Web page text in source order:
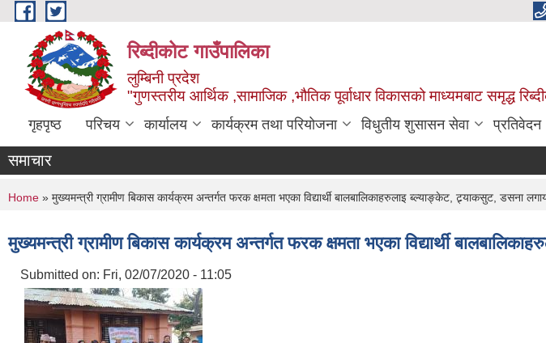
Skip to main content
रिब्दीकोट गाउँपालिका
लुम्बिनी प्रदेश
"गुणस्तरीय आर्थिक ,सामाजिक ,भौतिक पूर्वाधार विकासको माध्यमबाट समृद्ध
गृहपृष्ठ परिचय कार्यालय कार्यक्रम तथा परियोजना विधुतीय शुसासन सेवा प्रतिवेदन
समाचार
You are here
Home » मुख्यमन्त्री ग्रामीण बिकास कार्यक्रम अन्तर्गत फरक क्षमता भएका विद्यार्थी बालबालिकाहरुलाइ ब्ल्याङ्केट, ट्र्याकसुट, डसना
मुख्यमन्त्री ग्रामीण बिकास कार्यक्रम अन्तर्गत फरक क्षमता भएका विद्यार्थी
Submitted on: Fri, 02/07/2020 - 11:05